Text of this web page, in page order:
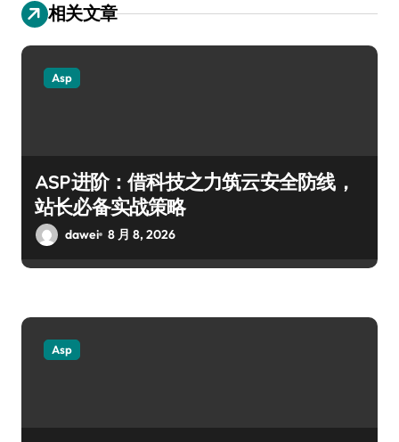
相关文章
Asp
ASP进阶：借科技之力筑云安全防线，
站长必备实战策略
dawei 8 月 8, 2026
Asp